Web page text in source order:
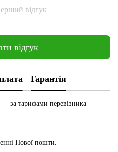
відгук
відгук
Гарантія
— за тарифами перевізника
Нової пошти.